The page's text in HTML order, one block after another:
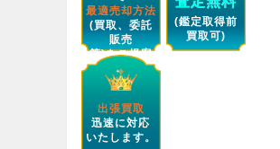
最適売却方法
(買取、委託
販売
等)をご提案
します。
(鑑定取得前
買取可)
出張買取
迅速に対応
いたします。